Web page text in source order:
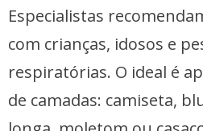
Especialistas
com crianças, idosos e
respiratórias. O ideal é
de camadas: camiseta,